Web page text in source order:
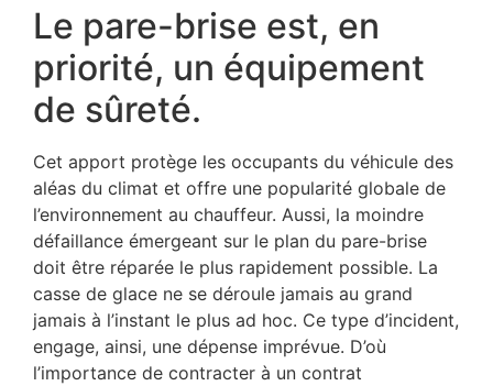
Le pare-brise est, en
priorité, un équipement
de sûreté.
Cet apport protège les occupants du véhicule des
aléas du climat et offre une popularité globale de
l’environnement au chauffeur. Aussi, la moindre
défaillance émergeant sur le plan du pare-brise
doit être réparée le plus rapidement possible. La
casse de glace ne se déroule jamais au grand
jamais à l’instant le plus ad hoc. Ce type d’incident,
engage, ainsi, une dépense imprévue. D’où
l’importance de contracter à un contrat